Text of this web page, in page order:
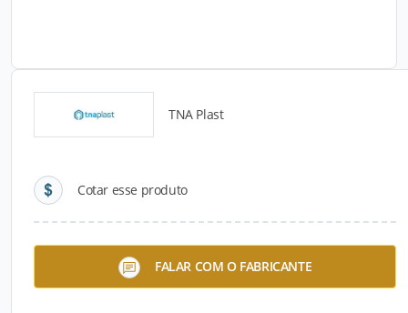
TNA Plast
Cotar esse produto
FALAR COM O FABRICANTE
Detalhes do produto
Descrição do Produto
Os Estrados, Pisos e Paletes da TNA Plast podem
ser fabricados com polietileno de alta densidade